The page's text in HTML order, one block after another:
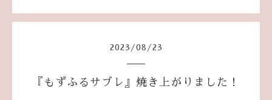
2023 /08 /23
『もずふるサブレ』焼き上がりました！